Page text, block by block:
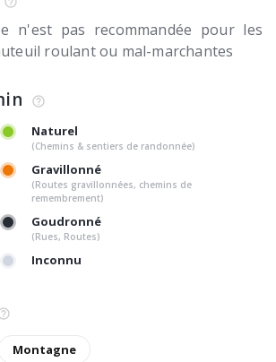
n'est pas recommandée pour les
roulant ou mal-marchantes
Naturel
(Chemins & sentiers de randonnée)
Gravillonné
(Routes gravillonnées, chemins de
remembrement)
Goudronné
(Rues, Routes)
Inconnu
Montagne